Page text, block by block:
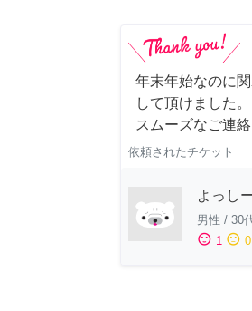
年末年始なのに
して頂けました
スムーズなご連
依頼されたチケット
よっし
男性 / 30
sentiment_satisfied 1 sentiment_neutral 0